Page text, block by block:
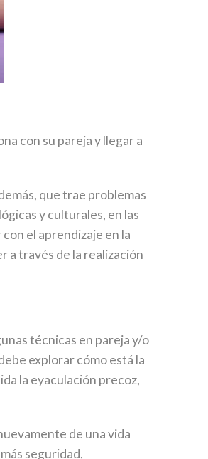
con su pareja y llegar a
que trae problemas
y culturales, en las
el aprendizaje en la
a través de la realización
técnicas en pareja y/o
explorar cómo está la
la eyaculación precoz,
de una vida
seguridad,